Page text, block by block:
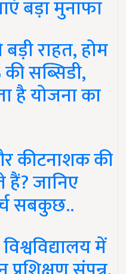
बड़ा मुनाफा
राहत, होम
सब्सिडी,
है योजना का
कीटनाशक की
जानिए
सबकुछ..
में